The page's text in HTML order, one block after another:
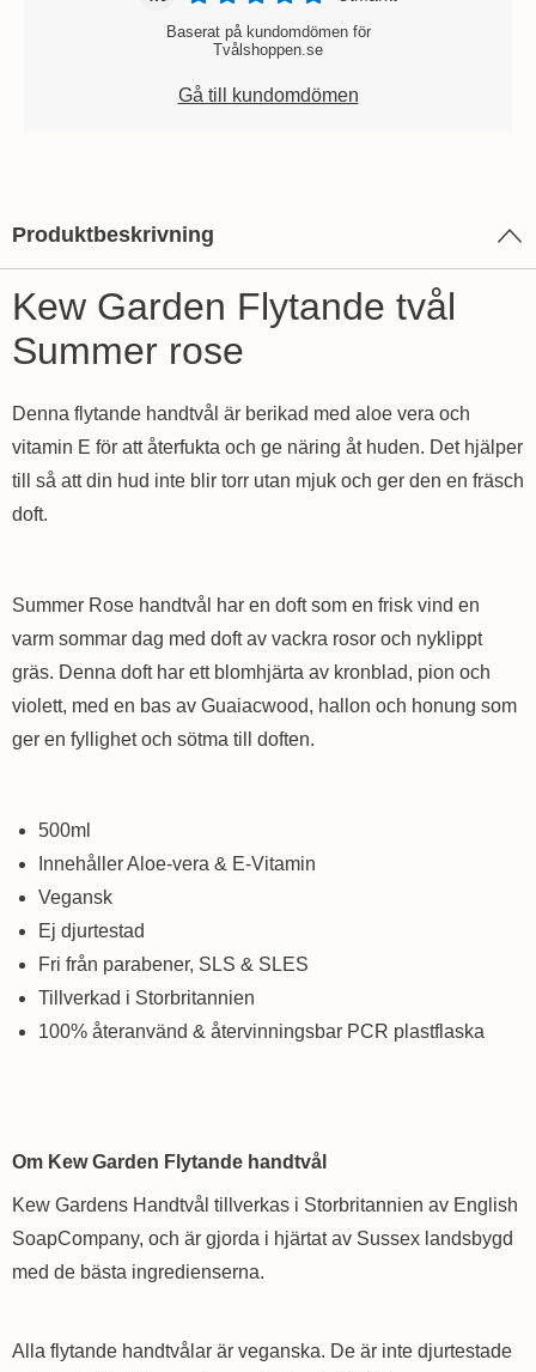
Baserat på kundomdömen för
Tvålshoppen.se
Gå till kundomdömen
Produktbeskrivning
Kew Garden Flytande tvål
Summer rose
Denna flytande handtvål är berikad med aloe vera och
vitamin E för att återfukta och ge näring åt huden. Det hjälper
till så att din hud inte blir torr utan mjuk och ger den en fräsch
doft.
Summer Rose handtvål har en doft som en frisk vind en
varm sommar dag med doft av vackra rosor och nyklippt
gräs. Denna doft har ett blomhjärta av kronblad, pion och
violett, med en bas av Guaiacwood, hallon och honung som
ger en fyllighet och sötma till doften.
500ml
Innehåller Aloe-vera & E-Vitamin
Vegansk
Ej djurtestad
Fri från parabener, SLS & SLES
Tillverkad i Storbritannien
100% återanvänd & återvinningsbar PCR plastflaska
Om Kew Garden Flytande handtvål
Kew Gardens Handtvål tillverkas i Storbritannien av English
SoapCompany, och är gjorda i hjärtat av Sussex landsbygd
med de bästa ingredienserna.
Alla flytande handtvålar är veganska. De är inte djurtestade